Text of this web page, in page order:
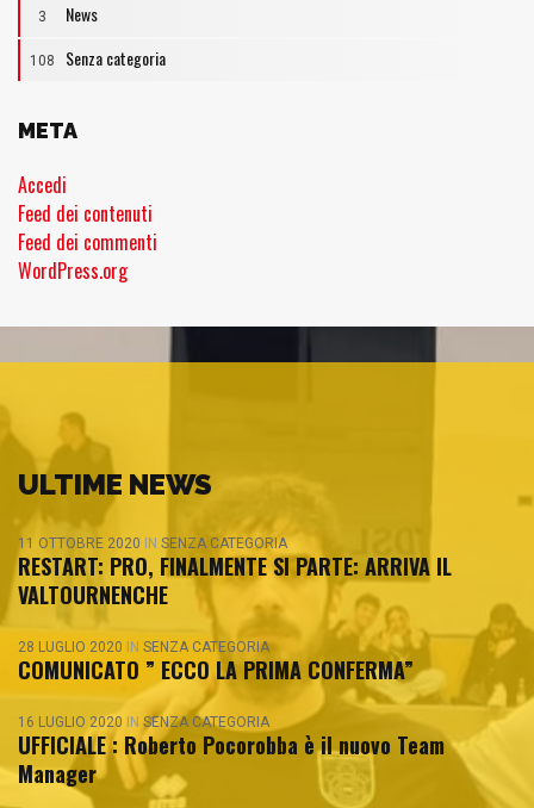
3 News
108 Senza categoria
META
Accedi
Feed dei contenuti
Feed dei commenti
WordPress.org
ULTIME NEWS
11 OTTOBRE 2020 IN SENZA CATEGORIA
RESTART: PRO, FINALMENTE SI PARTE: ARRIVA IL
VALTOURNENCHE
28 LUGLIO 2020 IN SENZA CATEGORIA
COMUNICATO ” ECCO LA PRIMA CONFERMA”
16 LUGLIO 2020 IN SENZA CATEGORIA
UFFICIALE : Roberto Pocorobba è il nuovo Team
Manager